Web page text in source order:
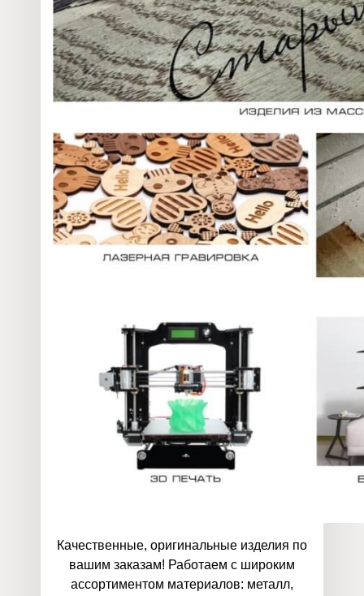
32 020млн
объём валового продукта
Качественные, оригинальные изделия по
вашим заказам! Работаем с широким
ассортиментом материалов: металл,